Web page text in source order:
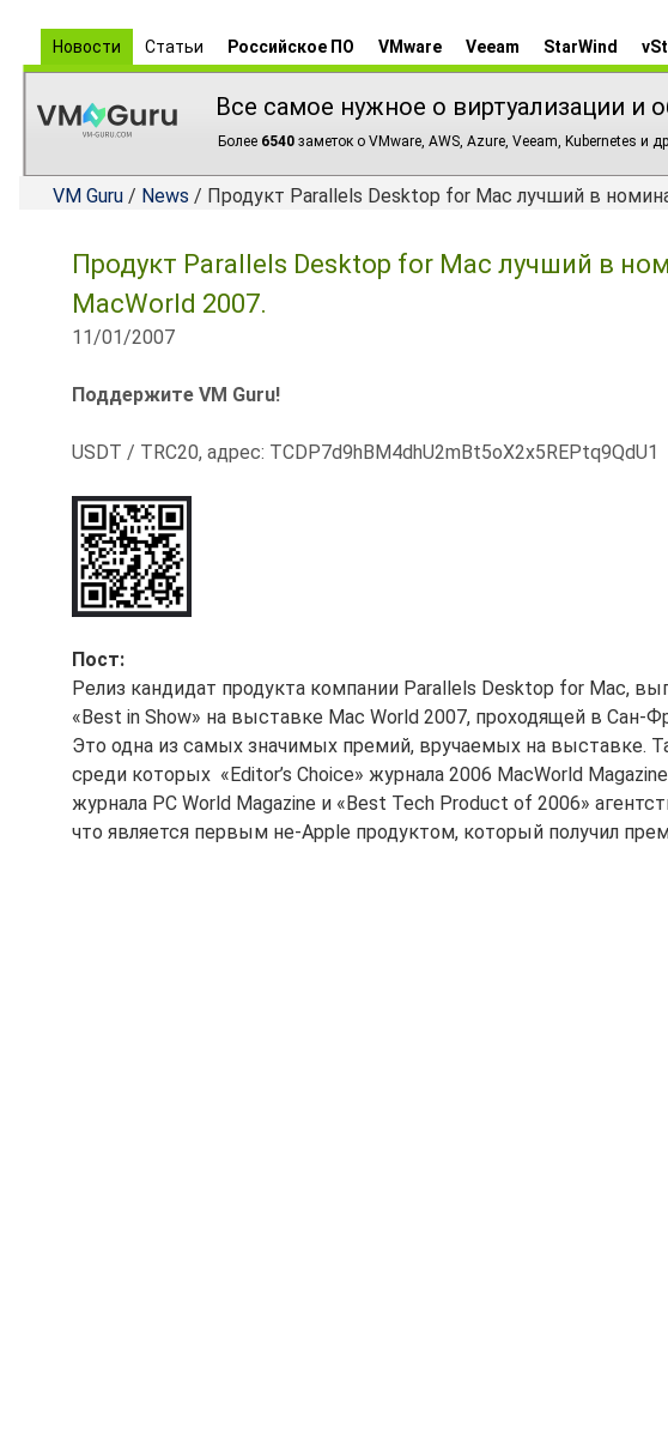
Новости Статьи Российское ПО VMware Veeam StarWind
Все самое нужное о виртуализации и
Более 6540 заметок о VMware, AWS, Azure, Veeam, Kubernetes и
VM Guru / News / Продукт Parallels Desktop for Mac лучший в
Продукт Parallels Desktop for Mac лучший в
MacWorld 2007.
11/01/2007
Поддержите VM Guru!
USDT / TRC20, адрес: TCDP7d9hBM4dhU2mBt5oX2x5REPtq9QdU1
Пост:
Релиз кандидат продукта компании Parallels Desktop for Mac,
«Best in Show» на выставке Mac World 2007, проходящей в Сан-
Это одна из самых значимых премий, вручаемых на выставке.
среди которых «Editor’s Choice» журнала 2006 MacWorld
журнала PC World Magazine и «Best Tech Product of 2006»
что является первым не-Apple продуктом, который получил